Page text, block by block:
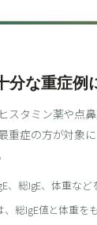
分な重症例
スタミン薬や点
重症の方が対象
、総IgE、体重など
総IgE値と体重を